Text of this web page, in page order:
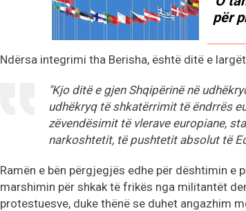
për
Ndërsa integrimi tha Berisha, është ditë e
"Kjo ditë e gjen Shqipërinë në
udhëkryq të shkatërrimit të ëndrrës
zëvendësimit të vlerave europiane,
narkoshtetit, të pushtetit absolut të
Ramën e bën përgjegjës edhe për dështimin
marshimin për shkak të frikës nga militantët
protestuesve, duke thënë se duhet angazhim